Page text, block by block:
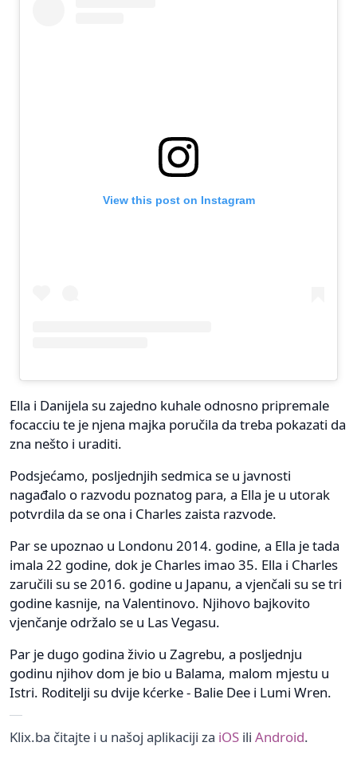
View this post on Instagram
Ella i Danijela su zajedno kuhale odnosno pripremale
focacciu te je njena majka poručila da treba pokazati da
zna nešto i uraditi.
Podsjećamo, posljednjih sedmica se u javnosti
nagađalo o razvodu poznatog para, a Ella je u utorak
potvrdila da se ona i Charles zaista razvode.
Par se upoznao u Londonu 2014. godine, a Ella je tada
imala 22 godine, dok je Charles imao 35. Ella i Charles
zaručili su se 2016. godine u Japanu, a vjenčali su se tri
godine kasnije, na Valentinovo. Njihovo bajkovito
vjenčanje održalo se u Las Vegasu.
Par je dugo godina živio u Zagrebu, a posljednju
godinu njihov dom je bio u Balama, malom mjestu u
Istri. Roditelji su dvije kćerke - Balie Dee i Lumi Wren.
Klix.ba čitajte i u našoj aplikaciji za iOS ili Android.